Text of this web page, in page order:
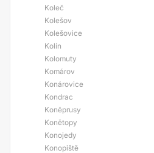
Koleč
Kolešov
Kolešovice
Kolín
Kolomuty
Komárov
Konárovice
Kondrac
Koněprusy
Konětopy
Konojedy
Konopiště